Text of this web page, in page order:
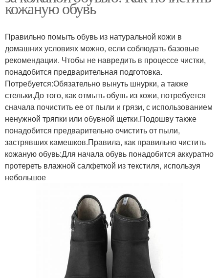
кожаную обувь
Правильно помыть обувь из натуральной кожи в
домашних условиях можно, если соблюдать базовые
рекомендации. Чтобы не навредить в процессе чистки,
понадобится предварительная подготовка.
Потребуется:Обязательно вынуть шнурки, а также
стельки.До того, как отмыть обувь из кожи, потребуется
сначала почистить ее от пыли и грязи, с использованием
ненужной тряпки или обувной щетки.Подошву также
понадобится предварительно очистить от пыли,
застрявших камешков.Правила, как правильно чистить
кожаную обувь:Для начала обувь понадобится аккуратно
протереть влажной салфеткой из текстиля, используя
небольшое